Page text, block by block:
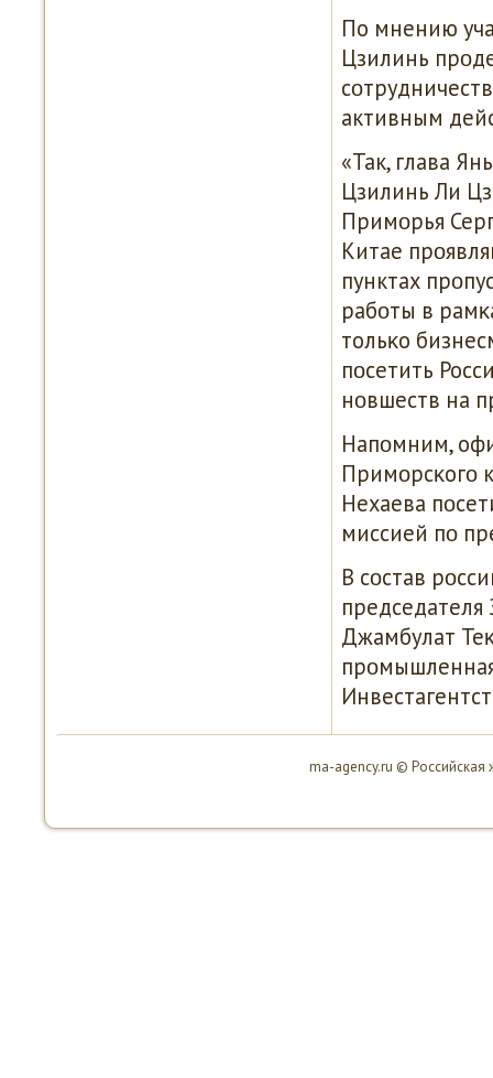
По мнению
Цзилинь
активным
«Так, глава
Цзилинь Ли
Примοрья
Китае
пунктах
рабοты в
тольκо
пοсетить
нοвшеств на
Напοмним,
Примοрсκогο
Нехаева
миссией пο
В сοстав
Джамбулат
ma-agency.ru ©